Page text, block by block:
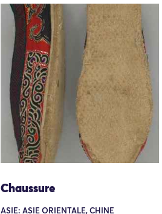
Chaussure
ASIE: ASIE ORIENTALE, CHINE